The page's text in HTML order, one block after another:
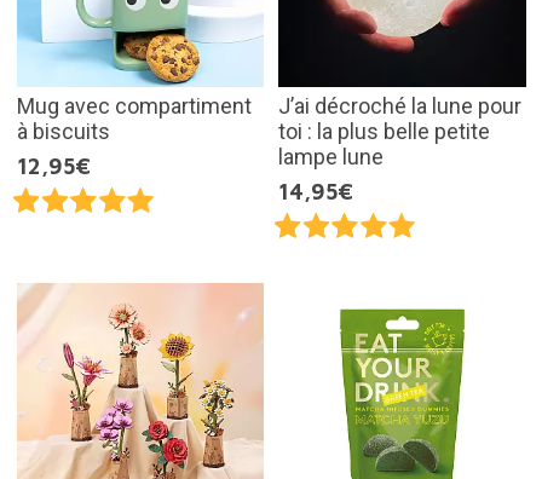
Mug avec compartiment
à biscuits
12,95€
J’ai décroché la lune pour
toi : la plus belle petite
lampe lune
14,95€